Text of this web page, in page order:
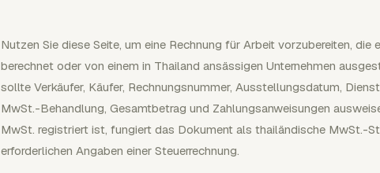
Nutzen Sie diese Seite, um eine Rechnung für Arbeit vorzubereiten, die
berechnet oder von einem in Thailand ansässigen Unternehmen
sollte Verkäufer, Käufer, Rechnungsnummer, Ausstellungsdatum,
MwSt.-Behandlung, Gesamtbetrag und Zahlungsanweisungen
MwSt. registriert ist, fungiert das Dokument als thailändische MwSt.-
erforderlichen Angaben einer Steuerrechnung.